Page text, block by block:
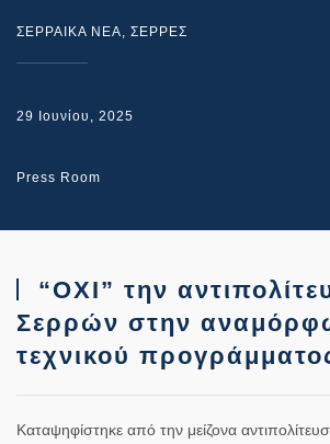
ΣΕΡΡΑΙΚΑ ΝΕΑ, ΣΕΡΡΕΣ
29 Ιουνίου, 2025
Press Room
“ΟΧΙ” την
Σερρών στην
τεχνικού
Καταψηφίστηκε από την μείζονα